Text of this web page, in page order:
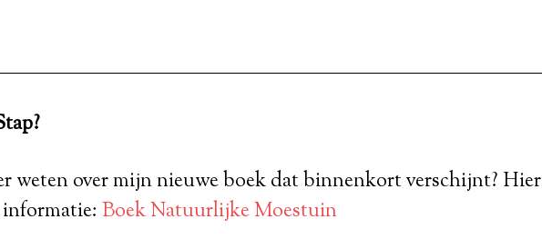
weten over mijn nieuwe boek dat binnenkort verschijnt? Hier
Boek Natuurlijke Moestuin